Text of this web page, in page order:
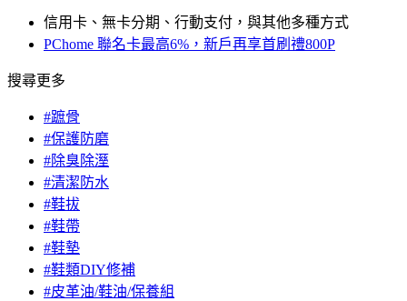
信用卡、無卡分期、行動支付，與其他多種方式
PChome 聯名卡最高6%，新戶再享首刷禮800P
搜尋更多
#蹠骨
#保護防磨
#除臭除溼
#清潔防水
#鞋拔
#鞋帶
#鞋墊
#鞋類DIY修補
#皮革油/鞋油/保養組